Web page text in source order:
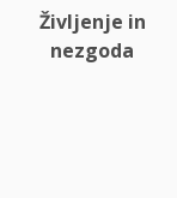
Življenje in
nezgoda